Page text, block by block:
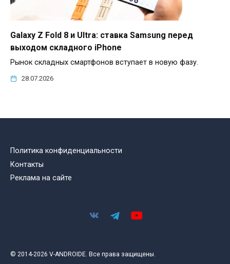
Galaxy Z Fold 8 и Ultra: ставка Samsung перед
выходом складного iPhone
Рынок складных смартфонов вступает в новую фазу.
28.07.2026
Политика конфиденциальности
Контакты
Реклама на сайте
© 2014-2026 V-ANDROIDE. Все права защищены.